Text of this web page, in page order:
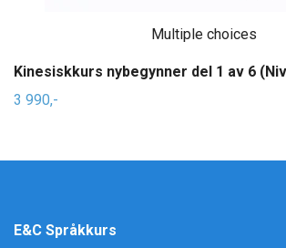
Multiple choices
Kinesiskkurs nybegynner del 1 av 6
3 990,-
E&C Språkkurs